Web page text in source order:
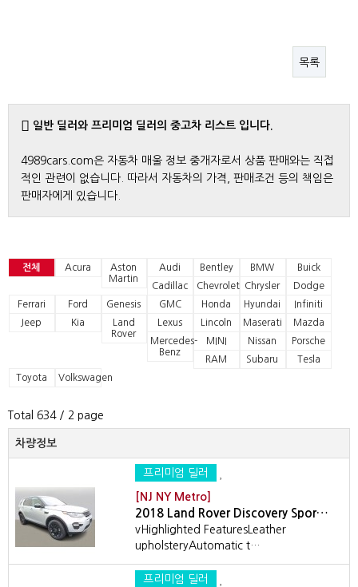
목록
일반 딜러와 프리미엄 딜러의 중고차 리스트 입니다.
4989cars.com은 자동차 매울 정보 중개자로서 상품 판매와는 직접
적인 관련이 없습니다. 따라서 자동차의 가격, 판매조건 등의 책임은
판매자에게 있습니다.
전체 Acura
Aston
Martin
Audi Bentley BMW
Buick
Cadillac
Chevrolet Chrysler
Dodge
Ferrari
Ford Genesis GMC Honda Hyundai
Infiniti
Jeep
Kia
Land
Rover
Lexus Lincoln Maserati
Mazda
Mercedes-
Benz
MINI Nissan
Porsche
RAM
Subaru
Tesla
Toyota
Volkswagen
Total 634/ 2 page
차량정보
프리미엄 딜러
[NJ NY Metro]
2018 Land Rover Discovery Spor…
vHighlighted FeaturesLeather
upholsteryAutomatic t…
프리미엄 딜러